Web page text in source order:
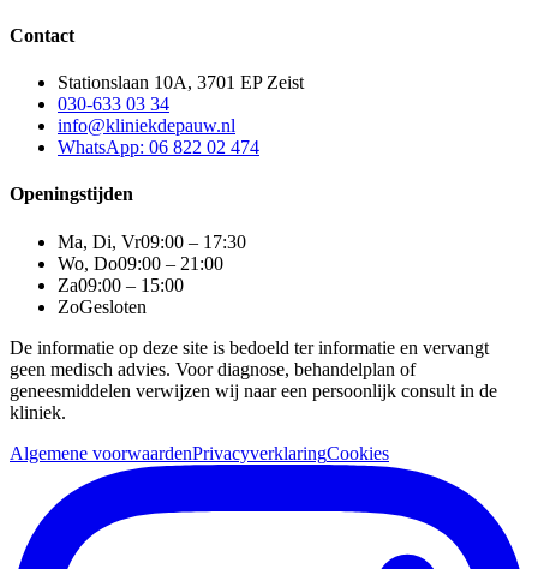
Contact
Stationslaan 10A, 3701 EP Zeist
030-633 03 34
info@kliniekdepauw.nl
WhatsApp: 06 822 02 474
Openingstijden
Ma, Di, Vr09:00 – 17:30
Wo, Do09:00 – 21:00
Za09:00 – 15:00
ZoGesloten
De informatie op deze site is bedoeld ter informatie en vervangt
geen medisch advies. Voor diagnose, behandelplan of
geneesmiddelen verwijzen wij naar een persoonlijk consult in de
kliniek.
Algemene voorwaardenPrivacyverklaringCookies